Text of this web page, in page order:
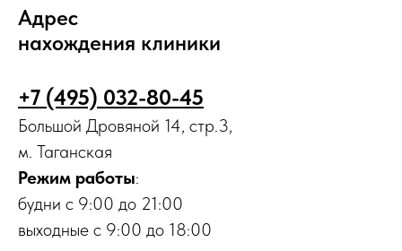
Адрес
нахождения клиники
+7 (495) 032-80-45
Большой Дровяной 14, стр.3,
м. Таганская
Режим работы:
будни с 9:00 до 21:00
выходные с 9:00 до 18:00